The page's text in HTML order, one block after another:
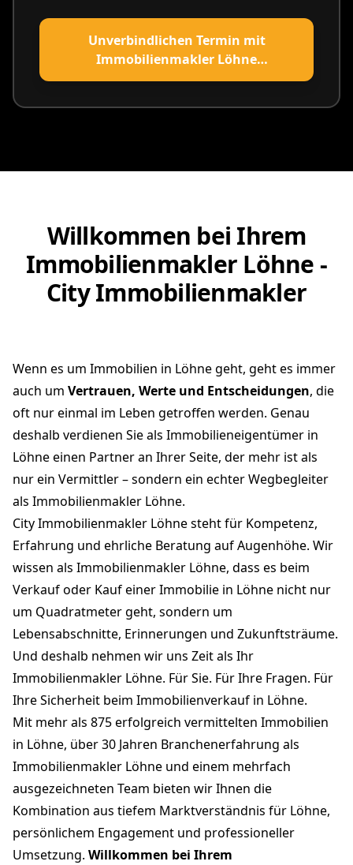
Unverbindlichen Termin mit
Immobilienmakler Löhne
vereinbaren
Willkommen bei Ihrem
Immobilienmakler Löhne -
City Immobilienmakler
Wenn es um Immobilien in Löhne geht, geht es immer
auch um Vertrauen, Werte und Entscheidungen, die
oft nur einmal im Leben getroffen werden. Genau
deshalb verdienen Sie als Immobilieneigentümer in
Löhne einen Partner an Ihrer Seite, der mehr ist als
nur ein Vermittler – sondern ein echter Wegbegleiter
als Immobilienmakler Löhne.
City Immobilienmakler Löhne steht für Kompetenz,
Erfahrung und ehrliche Beratung auf Augenhöhe. Wir
wissen als Immobilienmakler Löhne, dass es beim
Verkauf oder Kauf einer Immobilie in Löhne nicht nur
um Quadratmeter geht, sondern um
Lebensabschnitte, Erinnerungen und Zukunftsträume.
Und deshalb nehmen wir uns Zeit als Ihr
Immobilienmakler Löhne. Für Sie. Für Ihre Fragen. Für
Ihre Sicherheit beim Immobilienverkauf in Löhne.
Mit mehr als 875 erfolgreich vermittelten Immobilien
in Löhne, über 30 Jahren Branchenerfahrung als
Immobilienmakler Löhne und einem mehrfach
ausgezeichneten Team bieten wir Ihnen die
Kombination aus tiefem Marktverständnis für Löhne,
persönlichem Engagement und professioneller
Umsetzung. Willkommen bei Ihrem